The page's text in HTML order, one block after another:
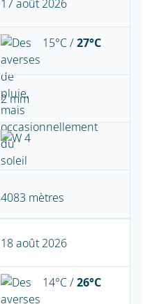
17 août 2026
15°C /27°C
2 mm
4083 mètres
18 août 2026
14°C /26°C